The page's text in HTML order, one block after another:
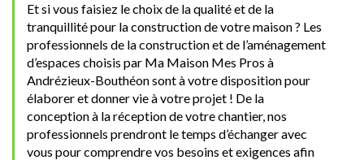
Et si vous faisiez le choix de la qualité et de la
tranquillité pour la construction de votre maison ? Les
professionnels de la construction et de l’aménagement
d’espaces choisis par Ma Maison Mes Pros à
Andrézieux-Bouthéon sont à votre disposition pour
élaborer et donner vie à votre projet ! De la
conception à la réception de votre chantier, nos
professionnels prendront le temps d’échanger avec
vous pour comprendre vos besoins et exigences afin